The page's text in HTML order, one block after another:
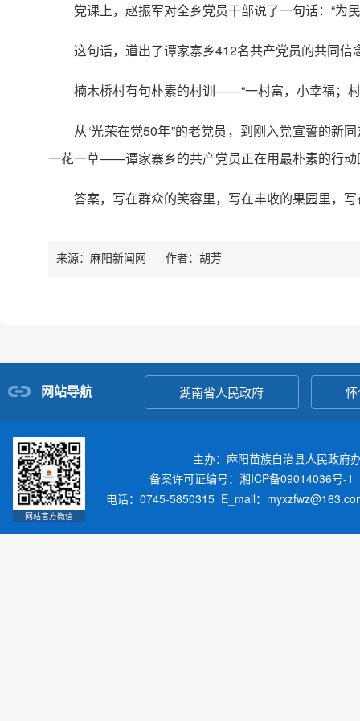
党课上，赵振军对全乡党员干部说了一句话：“为
这句话，道出了谭家寨乡412名共产党员的共同信
楠木桥村有句朴素的村训——“一村富，小幸福；
从“光荣在党50年”的老党员，到刚入党宣誓的新
一花一草——谭家寨乡的共产党员正在用最朴素的行
答案，写在群众的笑容里，写在丰收的果园里，
来源：麻阳新闻网 作者： 胡芳
网站导航 湖南省人民政府
网站官方微信
主办：麻阳苗族自治县人民政
备案许可证编号：湘ICP备09014036号-1
电话：0745-5850315 E_mail：